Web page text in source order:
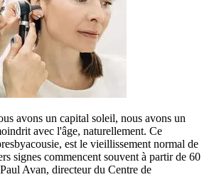
avons un capital soleil, nous avons un
avec l'âge, naturellement. Ce
est le vieillissement normal de
signes commencent souvent à partir de 60
Avan, directeur du Centre de